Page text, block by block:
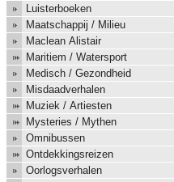
Luisterboeken
Maatschappij / Milieu
Maclean Alistair
Maritiem / Watersport
Medisch / Gezondheid
Misdaadverhalen
Muziek / Artiesten
Mysteries / Mythen
Omnibussen
Ontdekkingsreizen
Oorlogsverhalen